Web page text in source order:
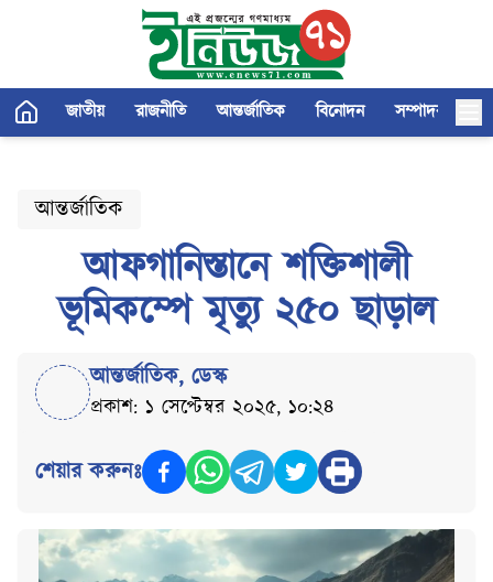
জাতীয় রাজনীতি আন্তর্জাতিক বিনোদন সম্পাদকীয়
আন্তর্জাতিক
আফগানিস্তানে শক্তিশালী
ভূমিকম্পে মৃত্যু ২৫০ ছাড়াল
আন্তর্জাতিক, ডেস্ক
প্রকাশ: ১ সেপ্টেম্বর ২০২৫, ১০:২৪
শেয়ার করুনঃ